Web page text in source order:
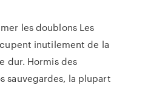
les doublons Les
inutilement de la
dur. Hormis des
sauvegardes, la plupart